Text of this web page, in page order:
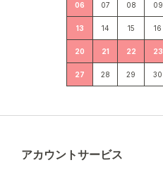
06 07 08 09
13 14 15 16
20 21 22 23
27 28 29 30
アカウントサービス